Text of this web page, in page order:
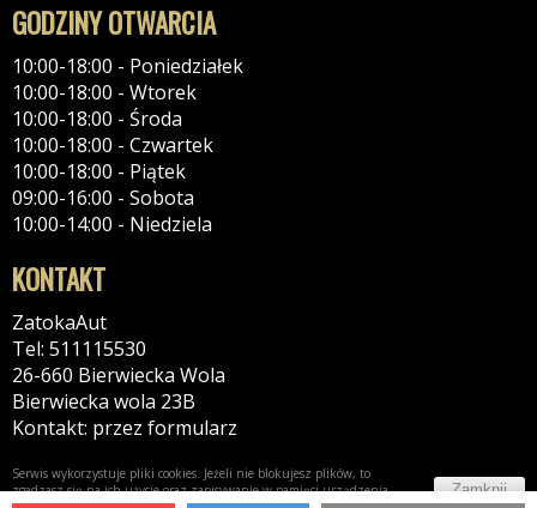
GODZINY OTWARCIA
10:00-18:00 - Poniedziałek
10:00-18:00 - Wtorek
10:00-18:00 - Środa
10:00-18:00 - Czwartek
10:00-18:00 - Piątek
09:00-16:00 - Sobota
10:00-14:00 - Niedziela
KONTAKT
ZatokaAut
Tel: 511115530
26-660 Bierwiecka Wola
Bierwiecka wola 23B
Kontakt: przez formularz
Serwis wykorzystuje pliki cookies. Jeżeli nie blokujesz plików, to
zgadzasz się na ich użycie oraz zapisywanie w pamięci urządzenia.
Zamknij